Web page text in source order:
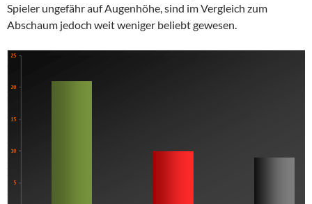
Spieler ungefähr auf Augenhöhe, sind im Vergleich zum
Abschaum jedoch weit weniger beliebt gewesen.